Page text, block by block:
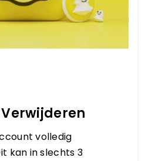
volledig
kan in slechts 3